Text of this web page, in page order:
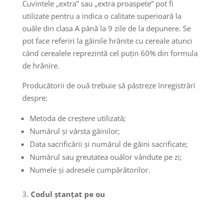
Cuvintele „extra” sau „extra proaspete” pot fi
utilizate pentru a indica o calitate superioară la
ouăle din clasa A până la 9 zile de la depunere. Se
pot face referiri la găinile hrănite cu cereale atunci
când cerealele reprezintă cel puțin 60% din formula
de hrănire.
Producătorii de ouă trebuie să păstreze înregistrări
despre:
Metoda de creștere utilizată;
Numărul și vârsta găinilor;
Data sacrificării și numărul de găini sacrificate;
Numărul sau greutatea ouălor vândute pe zi;
Numele și adresele cumpărătorilor.
Codul ștanțat pe ou